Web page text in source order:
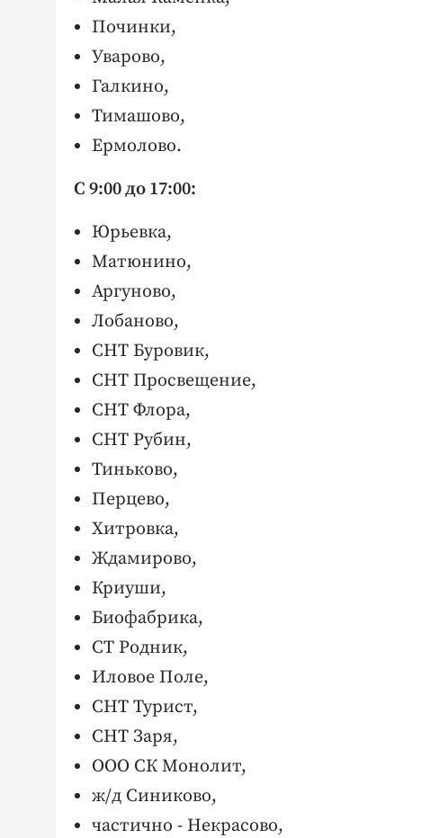
Починки,
Уварово,
Галкино,
Тимашово,
Ермолово.
С 9:00 до 17:00:
Юрьевка,
Матюнино,
Аргуново,
Лобаново,
СНТ Буровик,
СНТ Просвещение,
СНТ Флора,
СНТ Рубин,
Тиньково,
Перцево,
Хитровка,
Ждамирово,
Криуши,
Биофабрика,
СТ Родник,
Иловое Поле,
СНТ Турист,
СНТ Заря,
ООО СК Монолит,
ж/д Синиково,
частично - Некрасово,